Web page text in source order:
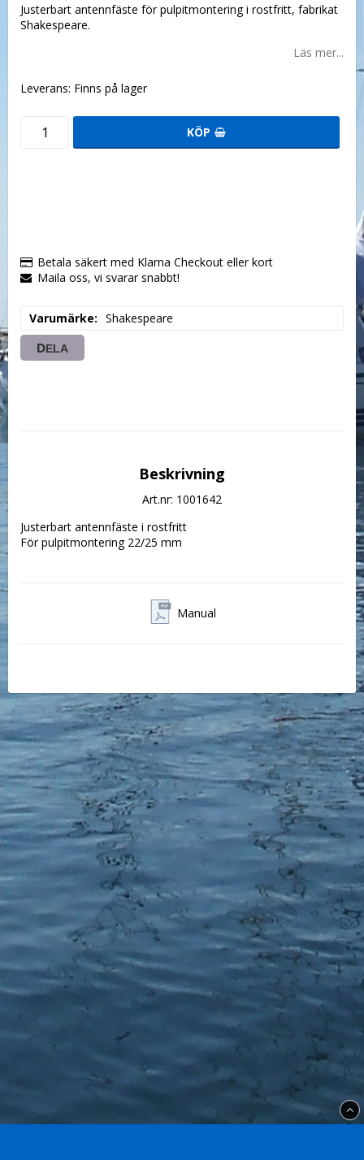
Justerbart antennfäste för pulpitmontering i rostfritt, fabrikat
Shakespeare.
Läs mer...
Leverans: Finns på lager
KÖP
Betala säkert med Klarna Checkout eller kort
Maila oss, vi svarar snabbt!
Varumärke Shakespeare
DELA
Beskrivning
Art.nr: 1001642
Justerbart antennfäste i rostfritt
För pulpitmontering 22/25 mm
Manual